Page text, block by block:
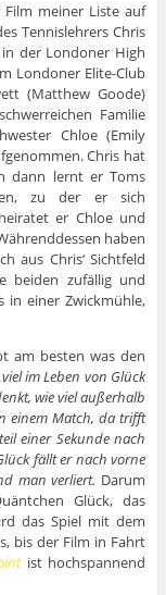
meiner Liste auf
Tennislehrers Chris
der Londoner High
Londoner Elite-Club
(Matthew Goode)
Familie
Chloe (Emily
Chris hat
dann lernt er Toms
zu der er sich
er Chloe und
haben
aus Chris‘ Sichtfeld
beiden zufällig und
in einer Zwickmühle,
am besten was den
im Leben von Glück
wie viel außerhalb
einem Match, da trifft
einer Sekunde nach
fällt er nach vorne
man verliert. Darum
Glück, das
das Spiel mit dem
bis der Film in Fahrt
ist hochspannend